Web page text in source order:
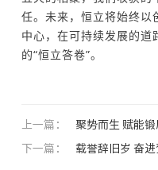
任。未来，恒立将始终以
中心，在可持续发展的
的“恒立答卷”。
上一篇： 聚势而生 赋能
统集成技术应用
下一篇： 载誉辞旧岁 奋